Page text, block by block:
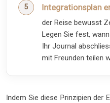
Integrationsplan
der Reise bewusst
Legen Sie fest,
Ihr Journal
mit Freunden teilen
Indem Sie diese Prinzipien der